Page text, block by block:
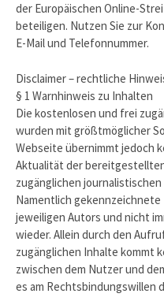
der Europäischen Online-
beteiligen. Nutzen Sie zur
E-Mail und Telefonnummer.
Disclaimer – rechtliche
§ 1 Warnhinweis zu Inhalten
Die kostenlosen und frei
wurden mit größtmöglicher
Webseite übernimmt jedoch
Aktualität der
zugänglichen
Namentlich
jeweiligen Autors und nicht
wieder. Allein durch den
zugänglichen Inhalte kommt
zwischen dem Nutzer und
es am Rechtsbindungswillen